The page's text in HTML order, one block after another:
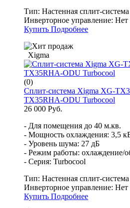
Тип: Настенная сплит-система
Инверторное управление: Нет
Купить Подробнее
Xigma
(0)
Сплит-система Xigma XG-
TX35RHA-ODU Turbocool
26 000 Руб.
- Для помещения до 40 м.кв.
- Мощность охлаждения: 3,5
- Уровень шума: 27 дБ
- Режим работы: охлаждение/
- Серия: Turbocool
Тип: Настенная сплит-система
Инверторное управление: Нет
Купить Подробнее